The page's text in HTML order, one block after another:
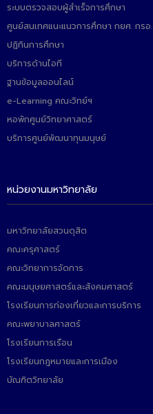
ระบบตรวจสอบผู้สำเร็จการศึกษา
ศูนย์สนเทศแนะแนวการศึกษา กยศ. กรอ.
ปฏิทินการศึกษา
บริการด้านไอที
ฐานข้อมูลออนไลน์
e-Learning คณะวิทย์ฯ
หอพักศูนย์วิทยาศาสตร์
บริการศูนย์พัฒนาทุนมนุษย์
หน่วยงานมหาวิทยาลัย
มหาวิทยาลัยสวนดุสิต
คณะครุศาสตร์
คณะวิทยาการจัดการ
คณะมนุษยศาสตร์และสังคมศาสตร์
โรงเรียนการท่องเที่ยวและการบริการ
คณะพยาบาลศาสตร์
โรงเรียนการเรือน
โรงเรียนกฎหมายและการเมือง
บัณฑิตวิทยาลัย